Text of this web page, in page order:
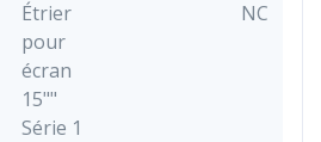
Étrier
pour
écran
15""
Série 1
NC